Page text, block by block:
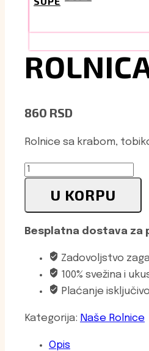
860 RSD
Rolnice sa krabom,
Rolnica
U KORPU
Besplatna dostava za
Zadovoljstvo
100% svežina i
Plaćanje
Kategorija: Naše Rolnice
Opis